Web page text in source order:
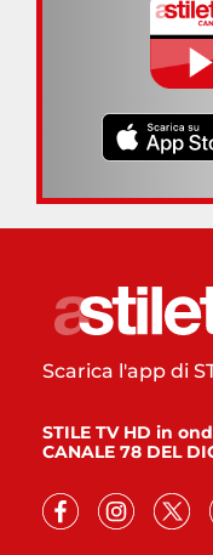
Scarica l'app di
STILE TV HD in
CANALE 78 DEL